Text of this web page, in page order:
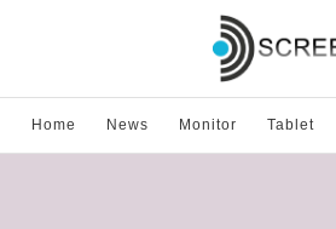
Home News Monitor Tablet